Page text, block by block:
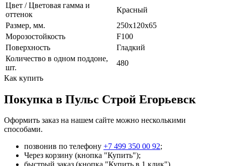
Цвет / Цветовая гамма и
оттенок
Красный
Размер, мм.
250х120х65
Морозостойкость
F100
Поверхность
Гладкий
Количество в одном поддоне,
шт.
480
Как купить
Покупка в Пульс Строй Егорьевск
Оформить заказ на нашем сайте можно несколькими
способами.
позвонив по телефону +7 499 350 00 92;
Через корзину (кнопка "Купить");